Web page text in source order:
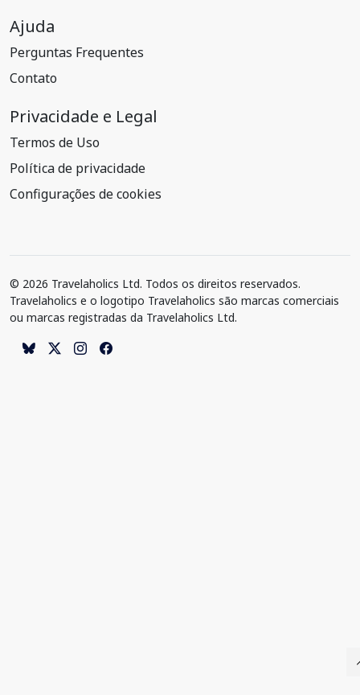
Ajuda
Perguntas Frequentes
Contato
Privacidade e Legal
Termos de Uso
Política de privacidade
Configurações de cookies
© 2026 Travelaholics Ltd. Todos os direitos reservados.
Travelaholics e o logotipo Travelaholics são marcas comerciais
ou marcas registradas da Travelaholics Ltd.